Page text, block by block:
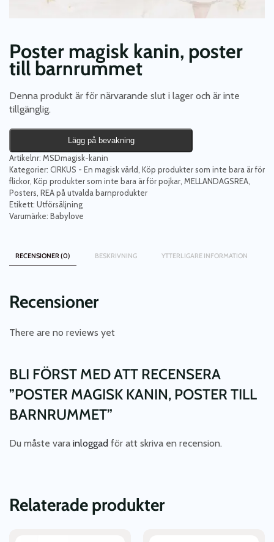
Poster magisk kanin, poster
till barnrummet
Denna produkt är för närvarande slut i lager och är inte
tillgänglig.
Lägg på bevakning
Artikelnr: MSDmagisk-kanin
Kategorier: CIRKUS - En magisk värld, Köp produkter som inte bara är för
flickor, Köp produkter som inte bara är för pojkar, MELLANDAGSREA,
Posters, REA på utvalda barnprodukter
Etikett: Utförsäljning
Varumärke: Babylove
RECENSIONER (0) BESKRIVNING YTTERLIGARE INFORMATION
Recensioner
There are no reviews yet
BLI FÖRST MED ATT RECENSERA
”POSTER MAGISK KANIN, POSTER TILL
BARNRUMMET”
Du måste vara inloggad för att skriva en recension.
Relaterade produkter